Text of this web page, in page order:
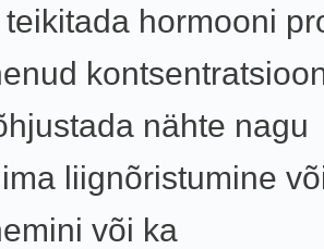
hormooni
nähte nagu
liignõristumine
või ka